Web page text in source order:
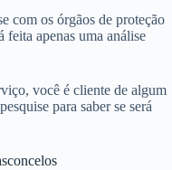
com os órgãos de proteção
feita apenas uma análise
você é cliente de algum
para saber se será